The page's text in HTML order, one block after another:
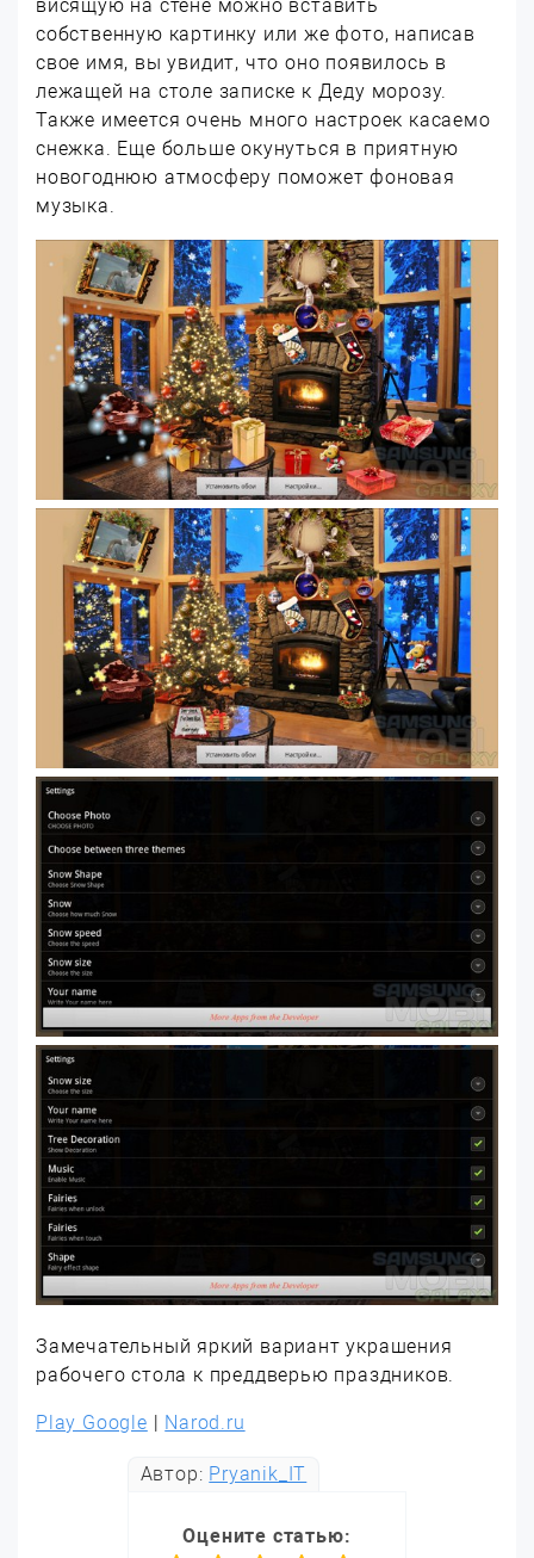
висящую на стене можно вставить
собственную картинку или же фото, написав
свое имя, вы увидит, что оно появилось в
лежащей на столе записке к Деду морозу.
Также имеется очень много настроек касаемо
снежка. Еще больше окунуться в приятную
новогоднюю атмосферу поможет фоновая
музыка.
Замечательный яркий вариант украшения
рабочего стола к преддверью праздников.
Play Google | Narod.ru
Автор: Pryanik_IT
Оцените статью: